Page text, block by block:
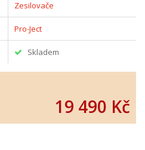
Zesilovače
Pro-Ject
Skladem
19 490 Kč